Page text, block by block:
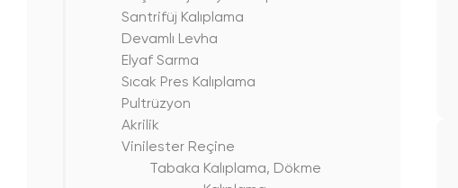
Santrifüj Kalıplama
Devamlı Levha
Elyaf Sarma
Sıcak Pres Kalıplama
Pultrüzyon
Akrilik
Vinilester Reçine
Tabaka Kalıplama, Dökme